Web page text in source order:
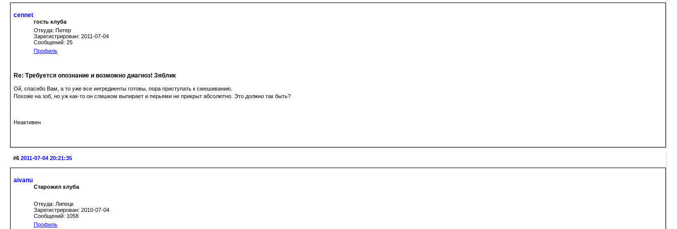
cennet
гость клуба
Откуда: Питер
Зарегистрирован: 2011-07-04
Сообщений: 25
Профиль
Re: Требуется опознание и возможно диагноз! Зяблик
Ой, спасибо Вам, а то уже все ингредиенты готовы, пора приступать к смешиванию.
Похоже на зоб, но уж как-то он слишком выпирает и перьями не прикрыт абсолютно. Это должно так быть?
Неактивен
#6 2011-07-04 20:21:35
aivanu
Старожил клуба
Откуда: Липецк
Зарегистрирован: 2010-07-04
Сообщений: 1058
Профиль